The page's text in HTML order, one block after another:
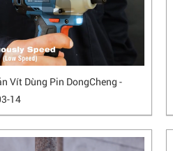
Vít Dùng Pin DongCheng -
14